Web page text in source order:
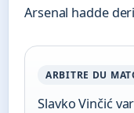
Arsenal hadde
ARBITRE DU
Slavko Vinčić